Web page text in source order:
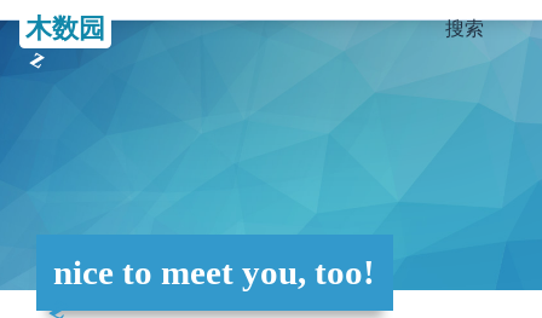
木数园 搜索
nice to meet you, too!